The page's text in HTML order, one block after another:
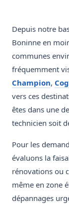
Depuis notre
Boninne en
communes
fréquemment
Champion,
vers ces
êtes dans une
technicien soit
Pour les
évaluons la
rénovations ou
même en zone
dépannages